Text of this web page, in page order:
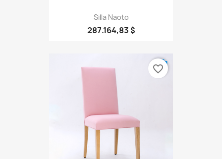
Silla Naoto
287.164,83 $
favorite_border